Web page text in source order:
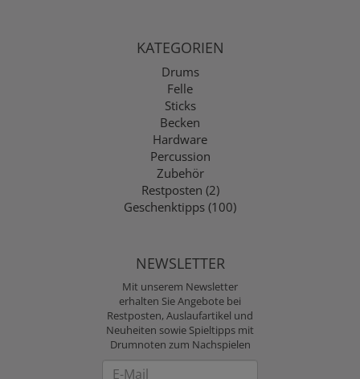
KATEGORIEN
Drums
Felle
Sticks
Becken
Hardware
Percussion
Zubehör
Restposten (2)
Geschenktipps (100)
NEWSLETTER
Mit unserem Newsletter
erhalten Sie Angebote bei
Restposten, Auslaufartikel und
Neuheiten sowie Spieltipps mit
Drumnoten zum Nachspielen